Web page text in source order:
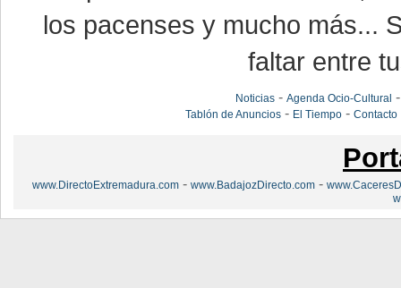
los pacenses y mucho más...
faltar entre
Noticias -Agenda Ocio-Cultural
Tablón de Anuncios - El Tiempo -Contacto
www.DirectoExtremadura.com - www.BadajozDirecto.com -